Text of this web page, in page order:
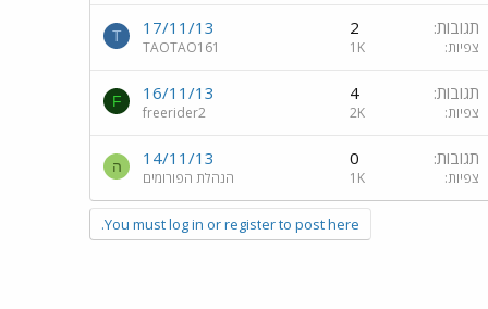
תגובות 2
צפיות 1K
17/11/13
TAOTAO161
T
תגובות 4
צפיות 2K
16/11/13
freerider2
F
תגובות 0
צפיות 1K
14/11/13
הנהלת הפורומים
ה
You must log in or register to post here.